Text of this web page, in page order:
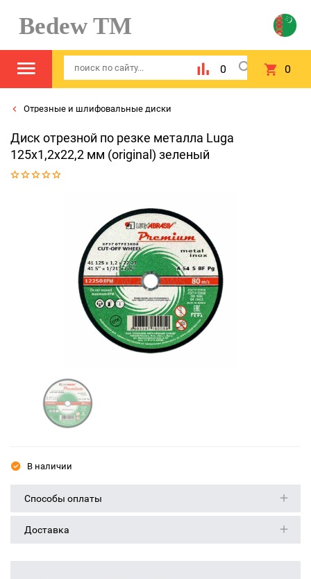
Bedew TM
0 0
Отрезные и шлифовальные диски
Диск отрезной по резке металла Luga
125x1,2x22,2 мм (original) зеленый
В наличии
Способы оплаты
Доставка